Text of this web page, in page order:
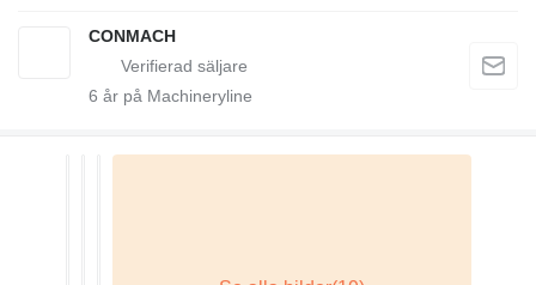
CONMACH
6 år på Machineryline